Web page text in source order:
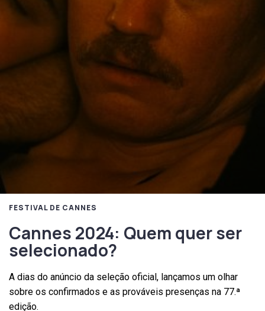
FESTIVAL DE CANNES
Cannes 2024: Quem quer ser
selecionado?
A dias do anúncio da seleção oficial, lançamos um olhar
sobre os confirmados e as prováveis presenças na 77.ª
edição.